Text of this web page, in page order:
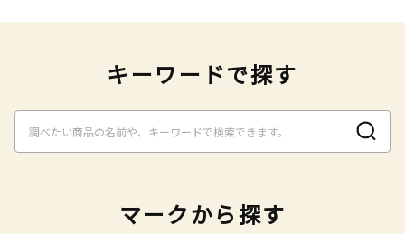
キーワードで探す
マークから探す